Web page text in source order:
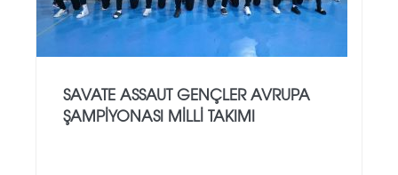
SAVATE ASSAUT GENÇLER AVRUPA
ŞAMPİYONASI MİLLİ TAKIMI